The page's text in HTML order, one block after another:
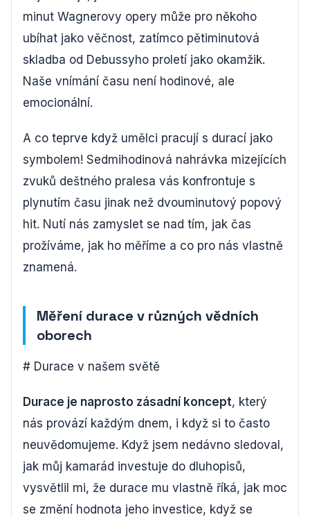
minut Wagnerovy opery může pro někoho
ubíhat jako věčnost, zatímco pětiminutová
skladba od Debussyho proletí jako okamžik.
Naše vnímání času není hodinové, ale
emocionální.
A co teprve když umělci pracují s durací jako
symbolem! Sedmihodinová nahrávka mizejících
zvuků deštného pralesa vás konfrontuje s
plynutím času jinak než dvouminutový popový
hit. Nutí nás zamyslet se nad tím, jak čas
prožíváme, jak ho měříme a co pro nás vlastně
znamená.
Měření durace v různých vědních
oborech
# Durace v našem světě
Durace je naprosto zásadní koncept, který
nás provází každým dnem, i když si to často
neuvědomujeme. Když jsem nedávno sledoval,
jak můj kamarád investuje do dluhopisů,
vysvětlil mi, že durace mu vlastně říká, jak moc
se změní hodnota jeho investice, když se